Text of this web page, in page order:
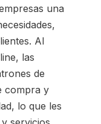
una
Al
las
de
compra y
lo que les